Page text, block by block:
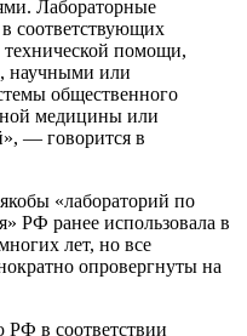
Лабораторные
соответствующих
помощи,
научными или
общественного
медицины или
— говорится в
«лабораторий по
РФ ранее использовала в
лет, но все
опровергнуты на
РФ в соответствии